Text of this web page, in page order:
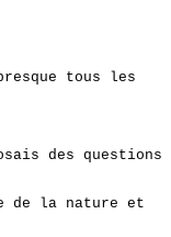
tous les
des questions
de la nature et